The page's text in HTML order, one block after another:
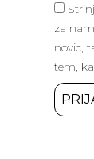
za
novic,
tem,